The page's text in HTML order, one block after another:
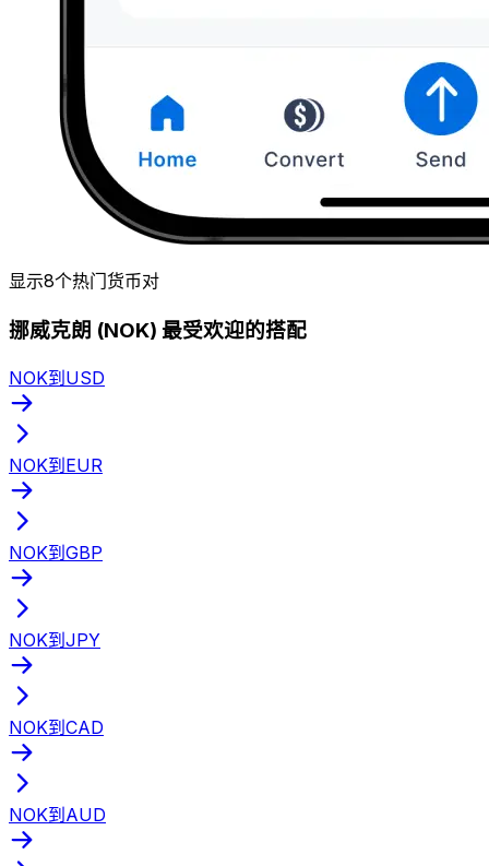
显示8个热门货币对
挪威克朗 (NOK) 最受欢迎的搭配
NOK到USD
NOK到EUR
NOK到GBP
NOK到JPY
NOK到CAD
NOK到AUD